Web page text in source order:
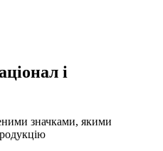
і
значками, якими